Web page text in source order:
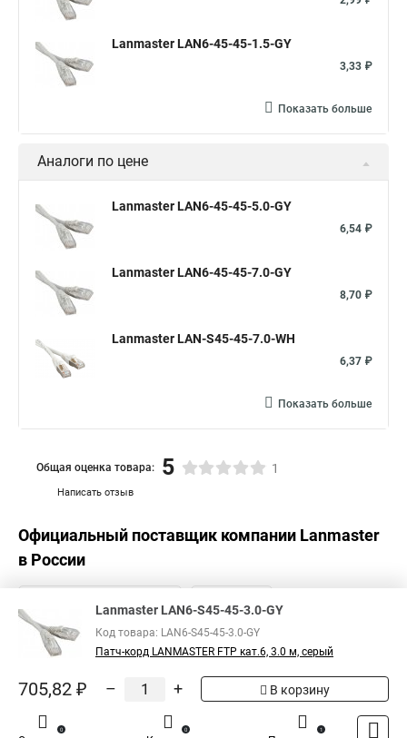
Lanmaster LAN6-45-45-1.5-GY
3,33 ₽
Показать больше
Аналоги по цене
Lanmaster LAN6-45-45-5.0-GY
6,54 ₽
Lanmaster LAN6-45-45-7.0-GY
8,70 ₽
Lanmaster LAN-S45-45-7.0-WH
6,37 ₽
Показать больше
Написать отзыв
Общая оценка товара: 5 1
Официальный поставщик компании Lanmaster
в России
Lanmaster LAN6-S45-45-3.0-GY
Код товара: LAN6-S45-45-3.0-GY
Патч-корд LANMASTER FTP кат.6, 3.0 м, серый
705,82 ₽ – + В корзину
0 0 1